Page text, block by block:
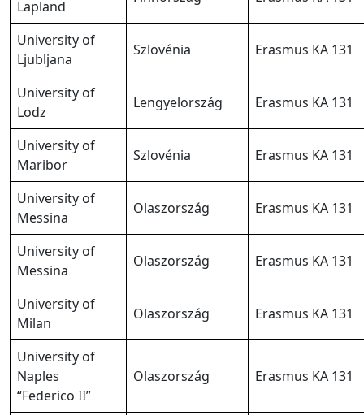
Lapland
University of
Ljubljana
Szlovénia Erasmus KA 131
University of
Lodz
Lengyelország Erasmus KA 131
University of
Maribor
Szlovénia Erasmus KA 131
University of
Messina
Olaszország Erasmus KA 131
University of
Messina
Olaszország Erasmus KA 131
University of
Milan
Olaszország Erasmus KA 131
University of
Naples
“Federico II”
Olaszország Erasmus KA 131